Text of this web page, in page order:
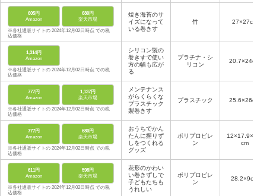
605円
Amazon
680円
楽天市場
※各社通販サイトの 2024年12月02日時点 での税
込価格
焼き海苔のサ
イズになって
いる巻きす
竹 27×27cm
1,314円
Amazon
※各社通販サイトの 2024年12月02日時点 での税
込価格
シリコン製の
巻きすで使い
方の幅も広が
る
プラチナ・シ
リコン
20.7×24cm
777円
Amazon
1,137円
楽天市場
※各社通販サイトの 2024年12月02日時点 での税
込価格
メンテナンス
がらくらくな
プラスチック
製巻きす
プラスチック 25.6×26cm
777円
Amazon
680円
楽天市場
※各社通販サイトの 2024年12月02日時点 での税
込価格
おうちでかん
たんに握りず
しをつくれる
グッズ
ポリプロピレ
ン
12×17.9×7.8
cm
611円
Amazon
598円
楽天市場
※各社通販サイトの 2024年12月02日時点 での税
込価格
花形のかわい
い巻きずしで
子どもたちも
うれしい
ポリプロピレ
ン
28.2×9cm